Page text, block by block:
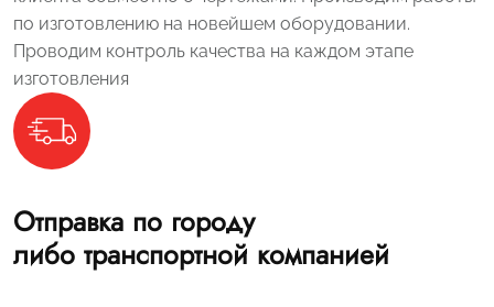
по изготовлению на новейшем оборудовании.
Проводим контроль качества на каждом этапе
изготовления
Отправка по городу
либо транспортной компанией